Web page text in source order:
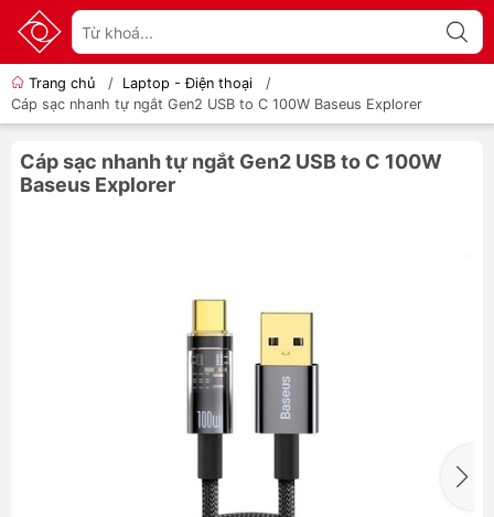
Trang chủ / Laptop - Điện thoại
/
Cáp sạc nhanh tự ngắt Gen2 USB to C 100W Baseus Explorer
Cáp sạc nhanh tự ngắt Gen2 USB to C 100W
Baseus Explorer